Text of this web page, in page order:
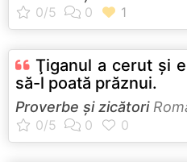
Ţiganul a cerut şi
să-l poată prăznui.
Proverbe și zicători